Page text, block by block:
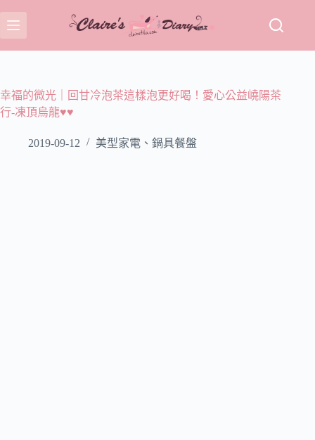
至
主
容
幸福的微光｜回甘冷泡茶這樣泡更好喝！愛心公益嶢陽茶
行-凍頂烏龍♥♥
2019-09-12 美型家電、鍋具餐盤